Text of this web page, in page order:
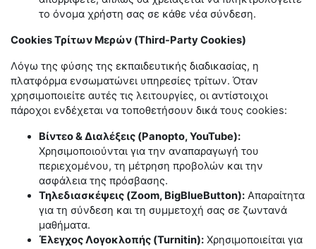
το όνομα χρήστη σας σε κάθε νέα σύνδεση.
CookiesΤρίτων Μερών (Third-Party Cookies)
Λόγω της φύσης της εκπαιδευτικής διαδικασίας, η
πλατφόρμα ενσωματώνει υπηρεσίες τρίτων. Όταν
χρησιμοποιείτε αυτές τις λειτουργίες, οι αντίστοιχοι
πάροχοι ενδέχεται να τοποθετήσουν δικά τους cookies:
Βίντεο & Διαλέξεις (Panopto, YouTube):
Χρησιμοποιούνται για την αναπαραγωγή του
περιεχομένου, τη μέτρηση προβολών και την
ασφάλεια της πρόσβασης.
Τηλεδιασκέψεις (Zoom, BigBlueButton): Απαραίτητα
για τη σύνδεση και τη συμμετοχή σας σε ζωντανά
μαθήματα.
Έλεγχος Λογοκλοπής (Turnitin): Χρησιμοποιείται για